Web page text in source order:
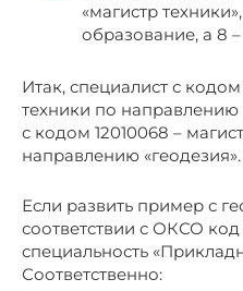
«магистр
образование, а 8
Итак, специалист с
техники по направлению
с кодом 12010068 –
направлению «геодезия».
Если развить пример с
соответствии с ОКСО код
специальность
Соответственно: